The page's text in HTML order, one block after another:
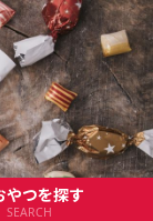
やつを探す
SEARCH